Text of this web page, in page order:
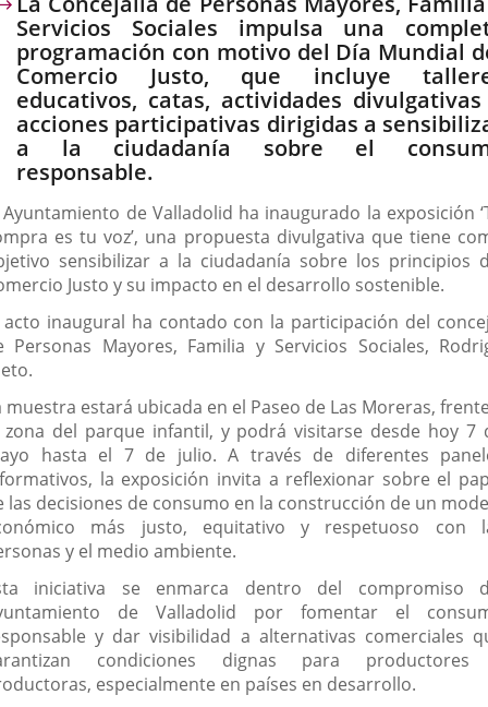
Servicios Sociales impulsa una
programación con motivo del Día Mundial
Comercio Justo, que incluye
educativos, catas, actividades
acciones participativas dirigidas a
a la ciudadanía sobre el
responsable.
Ayuntamiento de Valladolid ha inaugurado la exposición
es tu voz’, una propuesta divulgativa que tiene
sensibilizar a la ciudadanía sobre los principios
Justo y su impacto en el desarrollo sostenible.
acto inaugural ha contado con la participación del
Personas Mayores, Familia y Servicios Sociales,
muestra estará ubicada en el Paseo de Las Moreras,
zona del parque infantil, y podrá visitarse desde hoy 7
hasta el 7 de julio. A través de diferentes
la exposición invita a reflexionar sobre el
las decisiones de consumo en la construcción de un
más justo, equitativo y respetuoso con
y el medio ambiente.
iniciativa se enmarca dentro del compromiso
de Valladolid por fomentar el
y dar visibilidad a alternativas comerciales
condiciones dignas para
especialmente en países en desarrollo.